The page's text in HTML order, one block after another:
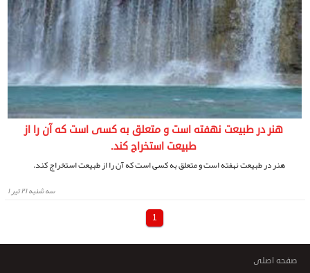
هنر در طبیعت نهفته‌ است و متعلق به‌ کسی است که آن را از
طبیعت استخراج کند.
هنر در طبیعت نهفته‌ است و متعلق به‌ کسی است که آن را از طبیعت استخراج کند.
سه شنبه ۲۱ تیر ۱
1
صفحه اصلی